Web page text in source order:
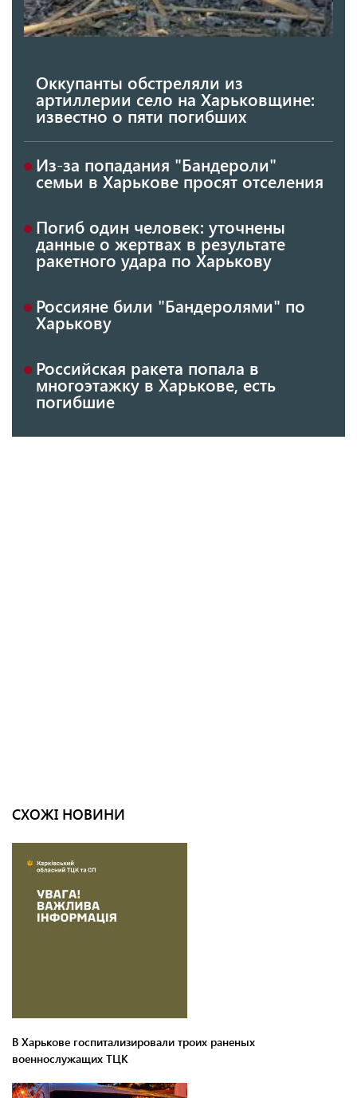
Оккупанты обстреляли из
артиллерии село на Харьковщине:
известно о пяти погибших
Из-за попадания "Бандероли"
семьи в Харькове просят отселения
Погиб один человек: уточнены
данные о жертвах в результате
ракетного удара по Харькову
Россияне били "Бандеролями" по
Харькову
Российская ракета попала в
многоэтажку в Харькове, есть
погибшие
СХОЖІ НОВИНИ
В Харькове госпитализировали троих раненых
военнослужащих ТЦК